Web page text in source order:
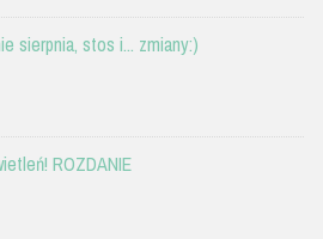
sierpnia, stos i... zmiany:)
ROZDANIE